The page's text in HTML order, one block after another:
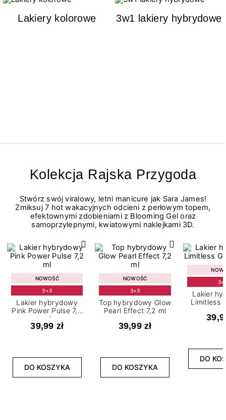
Lakiery kolorowe 3w1 lakiery hybrydowe
Kolekcja Rajska Przygoda
Stwórz swój viralowy, letni manicure jak Sara James!
Zmiksuj 7 hot wakacyjnych odcieni z perłowym topem,
efektownymi zdobieniami z Blooming Gel oraz
samoprzylepnymi, kwiatowymi naklejkami 3D.
NOWOŚĆ
3+3
Lakier hybrydowy
Pink Power Pulse 7,2
ml
39,99 zł
DO KOSZYKA
NOWOŚĆ
3+3
Top hybrydowy Glow
Pearl Effect 7,2 ml
39,99 zł
DO KOSZYKA
Lakier
Limitless
DO